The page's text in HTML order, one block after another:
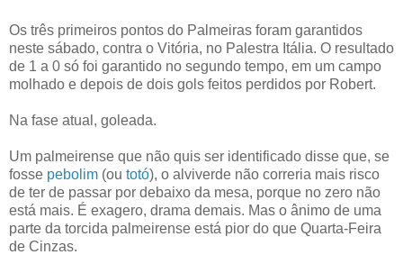
Os três primeiros pontos do Palmeiras foram garantidos
neste sábado, contra o Vitória, no Palestra Itália. O resultado
de 1 a 0 só foi garantido no segundo tempo, em um campo
molhado e depois de dois gols feitos perdidos por Robert.
Na fase atual, goleada.
Um palmeirense que não quis ser identificado disse que, se
fosse pebolim (ou totó), o alviverde não correria mais risco
de ter de passar por debaixo da mesa, porque no zero não
está mais. É exagero, drama demais. Mas o ânimo de uma
parte da torcida palmeirense está pior do que Quarta-Feira
de Cinzas.